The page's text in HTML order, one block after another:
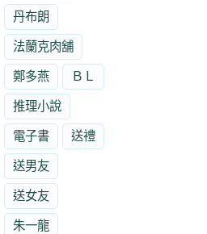
丹布朗
法蘭克肉舖
鄭多燕 ＢＬ
推理小說
電子書 送禮
送男友
送女友
朱一龍